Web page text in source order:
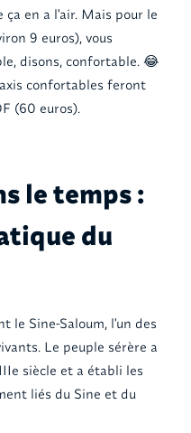
ça en a l'air. Mais pour le
9 euros), vous
disons, confortable. 😂
confortables feront
(60 euros).
le temps :
du
le Sine-Saloum, l'un des
Le peuple sérère a
siècle et a établi les
liés du Sine et du